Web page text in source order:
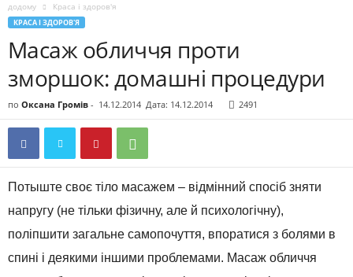
додому Краса і здоров'я
КРАСА І ЗДОРОВ'Я
Масаж обличчя проти
зморшок: домашні процедури
по Оксана Громів - 14.12.2014 Дата: 14.12.2014 2491
Потыште своє тіло масажем – відмінний спосіб зняти
напругу (не тільки фізичну, але й психологічну),
поліпшити загальне самопочуття, впоратися з болями в
спині і деякими іншими проблемами. Масаж обличчя